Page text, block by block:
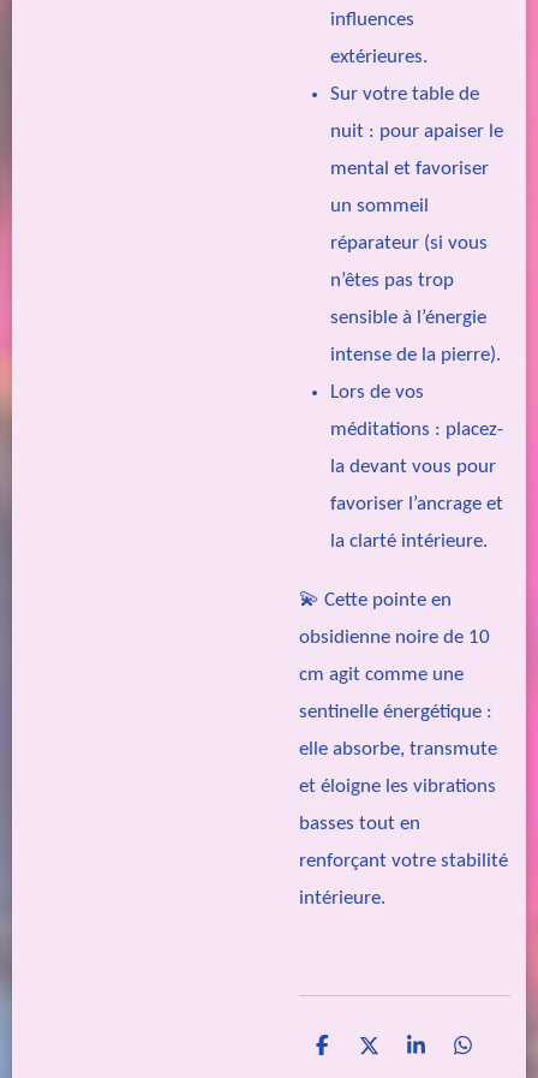
influences
extérieures.
Sur votre table de
nuit : pour apaiser le
mental et favoriser
un sommeil
réparateur (si vous
n’êtes pas trop
sensible à l’énergie
intense de la pierre).
Lors de vos
méditations : placez-
la devant vous pour
favoriser l’ancrage et
la clarté intérieure.
💫 Cette pointe en
obsidienne noire de 10
cm agit comme une
sentinelle énergétique :
elle absorbe, transmute
et éloigne les vibrations
basses tout en
renforçant votre stabilité
intérieure.
P
P
P
P